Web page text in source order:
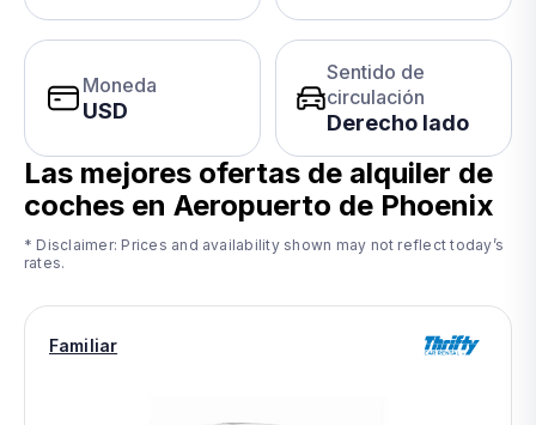
Moneda
USD
Sentido de
circulación
Derecho lado
Las mejores ofertas de alquiler de
coches en Aeropuerto de Phoenix
* Disclaimer: Prices and availability shown may not reflect today’s
rates.
Familiar